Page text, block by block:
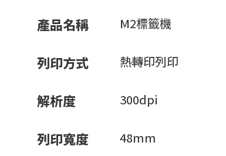
產品名稱 M2標籤機
列印方式 熱轉印列印
解析度 300dpi
列印寬度 48mm